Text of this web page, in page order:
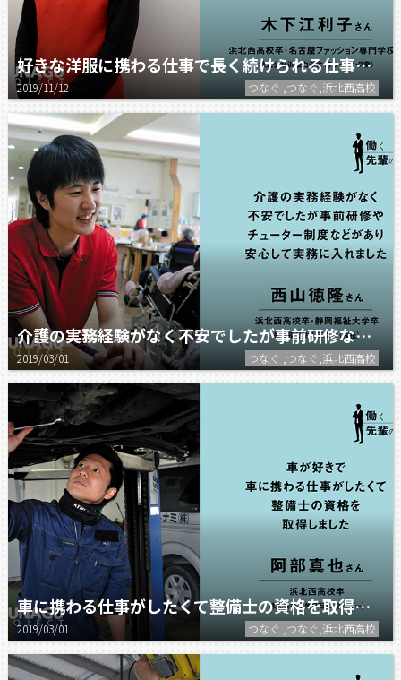
好きな洋服に携わる仕事で長く続けられる仕事です。
2019/11/12 つなぐ ,つなぐ,浜北西高校
介護の実務経験がなく不安でしたが事前研修などがあり安心して実務に入れました
2019/03/01 つなぐ ,つなぐ,浜北西高校
車に携わる仕事がしたくて整備士の資格を取得しました
2019/03/01 つなぐ ,つなぐ,浜北西高校